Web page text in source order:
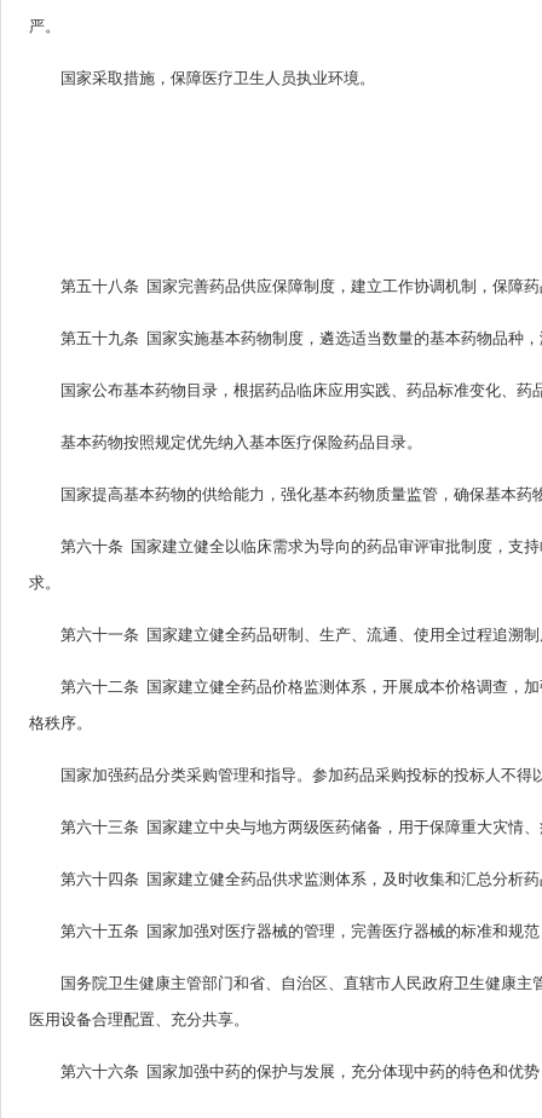
严。
国家采取措施，保障医疗卫生人员执业环境。
第五十八条 国家完善药品供应保障制度，建立工作协调机制，保障
第五十九条 国家实施基本药物制度，遴选适当数量的基本药物品种
国家公布基本药物目录，根据药品临床应用实践、药品标准变化、
基本药物按照规定优先纳入基本医疗保险药品目录。
国家提高基本药物的供给能力，强化基本药物质量监管，确保基本药
第六十条 国家建立健全以临床需求为导向的药品审评审批制度，支
求。
第六十一条 国家建立健全药品研制、生产、流通、使用全过程追溯
第六十二条 国家建立健全药品价格监测体系，开展成本价格调查，
格秩序。
国家加强药品分类采购管理和指导。参加药品采购投标的投标人不
第六十三条 国家建立中央与地方两级医药储备，用于保障重大灾情
第六十四条 国家建立健全药品供求监测体系，及时收集和汇总分析
第六十五条 国家加强对医疗器械的管理，完善医疗器械的标准和规
国务院卫生健康主管部门和省、自治区、直辖市人民政府卫生健康
医用设备合理配置、充分共享。
第六十六条 国家加强中药的保护与发展，充分体现中药的特色和优